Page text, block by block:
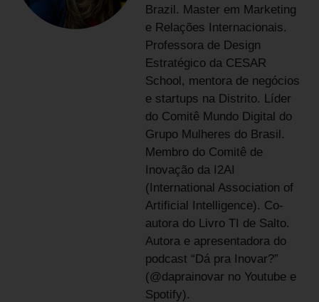
Brazil. Master em Marketing
e Relações Internacionais.
Professora de Design
Estratégico da CESAR
School, mentora de negócios
e startups na Distrito. Líder
do Comitê Mundo Digital do
Grupo Mulheres do Brasil.
Membro do Comitê de
Inovação da I2AI
(International Association of
Artificial Intelligence). Co-
autora do Livro TI de Salto.
Autora e apresentadora do
podcast “Dá pra Inovar?”
(@daprainovar no Youtube e
Spotify).